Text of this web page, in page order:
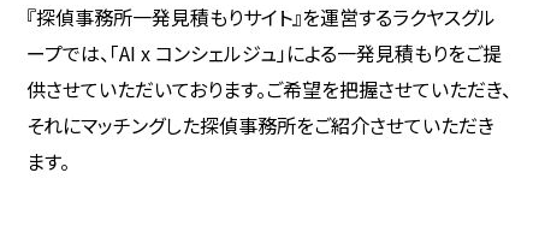
『探偵事務所一発見積もりサイト』を運営するラクヤスグル
ープでは、「AI x コンシェルジュ」による一発見積もりをご提
供させていただいております。ご希望を把握させていただき、
それにマッチングした探偵事務所をご紹介させていただき
ます。